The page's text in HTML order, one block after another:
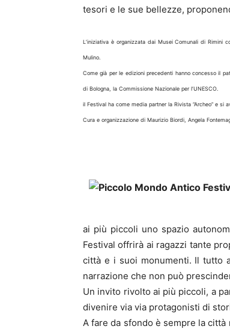
tesori e le sue bellezze,
L’iniziativa è organizzata dai Musei Comunali di Rimini
Mulino.
Come già per le edizioni precedenti hanno concesso il
di Bologna, la Commissione Nazionale per l’UNESCO.
il Festival ha come media partner la Rivista “Archeo” e
Cura e organizzazione di Maurizio Biordi, Angela
ai più piccoli uno spazio
Festival offrirà ai ragazzi tante
città e i suoi monumenti. Il tutto
narrazione che non può
Un invito rivolto ai più piccoli, a
divenire via via protagonisti di
A fare da sfondo è sempre la